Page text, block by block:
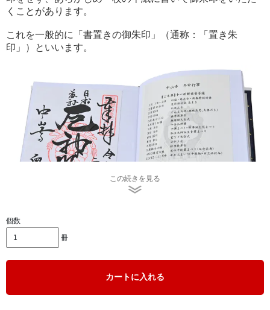
くことがあります。
これを一般的に
「書置きの御朱印」（通称：「置き朱
印」）
といいます。
置き朱印をされる目的は、御朱印をされる寺院の方がご不
在である場合や、納経所・御朱印授与所が混雑することを
この続きを見る
個数
冊
カートに入れる